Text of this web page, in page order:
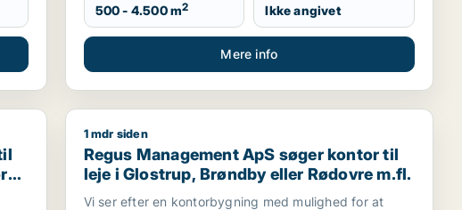
500 - 4.500 m2 Ikke angivet
Mere info
Taastrup, Hørsholm eller Helsingør m.fl.
Regus Management ApS søger kontor til leje i
1 mdr siden
Regus Management ApS søger kontor til
leje i Glostrup, Brøndby eller Rødovre m.fl.
Vi ser efter en kontorbygning med mulighed for at